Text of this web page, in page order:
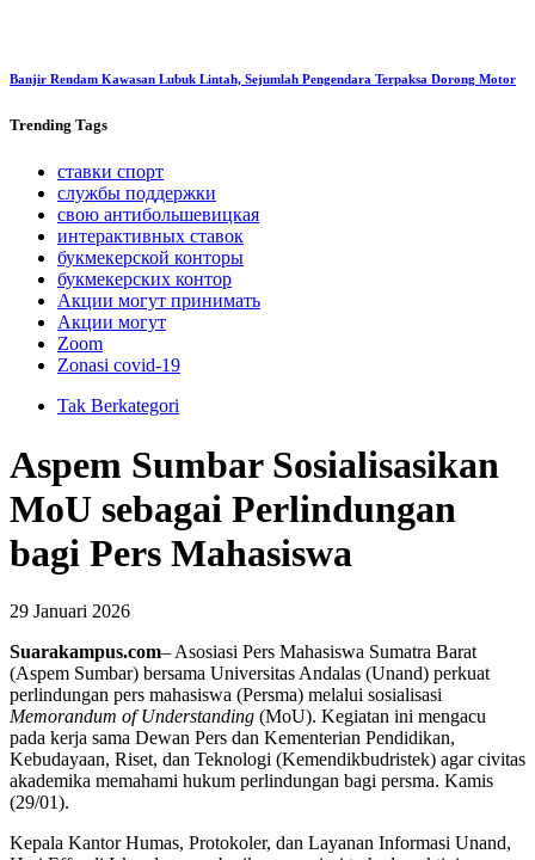
Banjir Rendam Kawasan Lubuk Lintah, Sejumlah Pengendara Terpaksa Dorong Motor
Trending Tags
ставки спорт
службы поддержки
свою антибольшевицкая
интерактивных ставок
букмекерской конторы
букмекерских контор
Акции могут принимать
Акции могут
Zoom
Zonasi covid-19
Tak Berkategori
Aspem Sumbar Sosialisasikan
MoU sebagai Perlindungan
bagi Pers Mahasiswa
29 Januari 2026
Suarakampus.com– Asosiasi Pers Mahasiswa Sumatra Barat
(Aspem Sumbar) bersama Universitas Andalas (Unand) perkuat
perlindungan pers mahasiswa (Persma) melalui sosialisasi
Memorandum of Understanding (MoU). Kegiatan ini mengacu
pada kerja sama Dewan Pers dan Kementerian Pendidikan,
Kebudayaan, Riset, dan Teknologi (Kemendikbudristek) agar civitas
akademika memahami hukum perlindungan bagi persma. Kamis
(29/01).
Kepala Kantor Humas, Protokoler, dan Layanan Informasi Unand,